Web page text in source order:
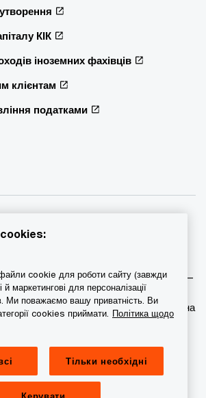
КІК
іноземних фахівців
клієнтам
податками
мережі PwC, а в деяких випадках –
PwC. Кожна фірма мережі є
особою. Докладніша інформація на
structure.
cookie для роботи сайту (завжди
й маркетингові для персоналізації
Ми поважаємо вашу приватність. Ви
cookies приймати. Політика щодо
Тільки необхідні